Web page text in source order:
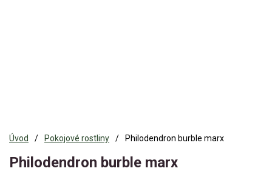
Úvod Pokojové rostliny Philodendron burble marx
Philodendron burble marx